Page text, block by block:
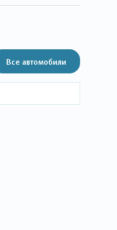
Все автомобили